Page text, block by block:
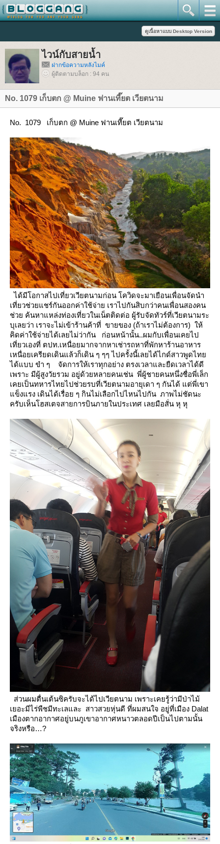
ไวน์กับสายน้ำ
ฝากข้อความหลังไมค์
ผู้ติดตามบล็อก : 94 คน
No. 1079 เก็บตก @ Muine ฟานเที๊ยต เวียตนาม
No. 1079 เก็บตก @ Muine ฟานเที๊ยต เวียตนาม
ได้มีโอกาสไปเที่ยวเวียตนามก่อน โควิดจะมาเยือนเพื่อนจัดนำ
เที่ยวช่วยแชร์กันออกค่าใช้จ่า เราไปกันสิบกว่าคนเพื่อนสองคน
ช่วย ค้นหาแหล่งท่องเที่ยวในเน็ตติดต่อ ผู้รับจัดทัวร์ที่เวียตนามระ
บุเลยว่า เราจะไม่เข้าร้านค้าที่ ขายของ (ถ้าเราไม่ต้องการ) ให้
คิดค่าใช้จ่ายได้เลยไม่ว่ากัน
ก่อนหน้านั้น..ผมกับเพื่อนเคยไป
เที่ยวเองที่ ตปท.เหนื่อยมากจากหาเช่ารถหาที่พักหาร้านอาหาร
เหนื่อยเครียดเดินแล้วก็เดิน ๆ ๆๆ ไปครั้งนี้เลยได้ไกด์สาวพูดไท
ได้แบบ ขำ ๆ จัดการให้เราทุกอย่าง ตรงเวลาและยืดเวลาได้ดี
เพราะ มีผู้สูงวัยรวม อยู่ด้วยหลายคนเช่น พี่ผู้ชายคนหนึ่งชื่อพี่เล็ก
เคยเป็นทหารไทยไปช่วยรบที่เวียตนามอายุเดา ๆ กันได้ ต่พี่เขา
ข็งแรง เดินได้เรื่อย ๆ กินไม่เลือกไปไหนไปกัน ภาพไม่ชัดนะ
ครับเห็นโฮสเตจสายการบินภายในประเทศ เลยมือสั่น หุ หุ
ส่วนผมตื่นเต้นซิครับจะได้ไปเวียตนาม เพราะเคยรู้ว่ามีป่าไม้
เยอะมีไร่พืชมีทะเลและ สาวสวยหุ่นดี ที่ผมสนใจ อยู่ที่เมือง Dalat
เมืองตากอากาศอยู่บนภูเขาอากาศหนาวตลอดปีเป็นไปตามนั้น
จริงหรือ…?